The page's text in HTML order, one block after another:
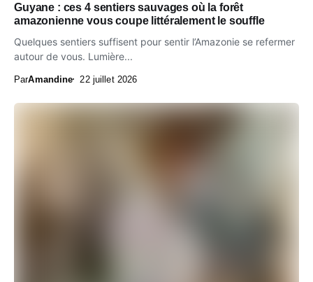
Guyane : ces 4 sentiers sauvages où la forêt
amazonienne vous coupe littéralement le souffle
Quelques sentiers suffisent pour sentir l’Amazonie se refermer
autour de vous. Lumière...
ParAmandine 22 juillet 2026